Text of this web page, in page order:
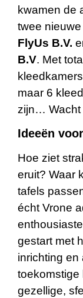
kwamen de
twee
FlyUs B.V.
B.V. Met
maar 6
zijn… Wacht
Ideeën
Hoe ziet
eruit? Waar
tafels
écht Vrone
gestart met
inrichting en
toekomstige
gezellige,